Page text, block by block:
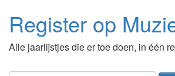
Register op
Alle jaarlijstjes die er toe doen, in één